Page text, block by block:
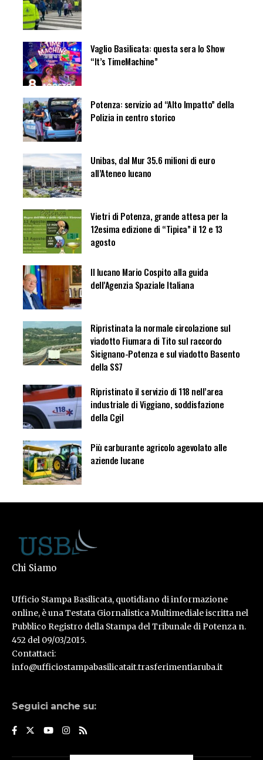
Vaglio Basilicata: questa sera lo Show
“It’s TimeMachine”
Potenza: servizio ad “Alto Impatto” della
Polizia in centro storico
Unibas, dal Mur 35.6 milioni di euro
all’Ateneo lucano
Vietri di Potenza, grande attesa per la
12esima edizione di “Tipica” il 12 e 13
agosto
Il lucano Mario Cospito alla guida
dell’Agenzia Spaziale Italiana
Ripristinata la normale circolazione sul
viadotto Fiumara di Tito sul raccordo
Sicignano-Potenza e sul viadotto Basento
della SS7
Ripristinato il servizio di 118 nell’area
industriale di Viggiano, soddisfazione
della Cgil
Più carburante agricolo agevolato alle
aziende lucane
Chi Siamo
Ufficio Stampa Basilicata, quotidiano di informazione
online, è una Testata Giornalistica Multimediale iscritta nel
Pubblico Registro della Stampa del Tribunale di Potenza n.
452 del 09/03/2015.
Contattaci:
info@ufficiostampabasilicatait.trasferimentiaruba.it
Seguici anche su: